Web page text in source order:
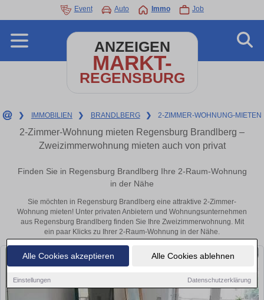
Alle Cookies akzeptieren Alle Cookies ablehnen
Einstellungen Datenschutzerklärung
Event Auto Immo Job
ANZEIGEN
MARKT-
REGENSBURG
❯ IMMOBILIEN ❯ BRANDLBERG ❯ 2-ZIMMER-WOHNUNG-MIETEN
2-Zimmer-Wohnung mieten Regensburg Brandlberg –
Zweizimmerwohnung mieten auch von privat
Finden Sie in Regensburg Brandlberg Ihre 2-Raum-Wohnung
in der Nähe
Sie möchten in Regensburg Brandlberg eine attraktive 2-Zimmer-
Wohnung mieten! Unter privaten Anbietern und Wohnungsunternehmen
aus Regensburg Brandlberg finden Sie Ihre Zweizimmerwohnung. Mit
ein paar Klicks zu Ihrer 2-Raum-Wohnung in der Nähe.